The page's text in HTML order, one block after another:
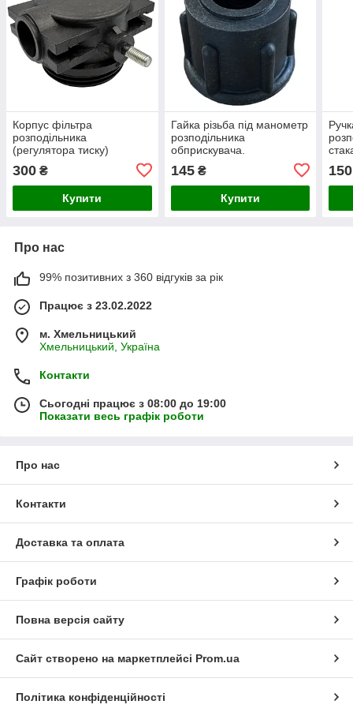
Корпус фільтра
розподільника
(регулятора тиску)
довгий стакан (верхня
частина)
300 ₴
Купити
Гайка різьба під манометр
розподільника
обприскувача.
145₴
Купити
150
Про нас
99% позитивних з 360 відгуків за рік
Працює з 23.02.2022
м. Хмельницький
Хмельницький, Україна
Контакти
Сьогодні працює з 08:00 до 19:00
Показати весь графік роботи
Про нас
Контакти
Доставка та оплата
Графік роботи
Повна версія сайту
Сайт створено на маркетплейсі Prom.ua
Політика конфіденційності